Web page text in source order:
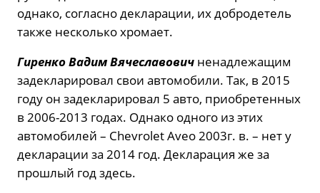
однако, согласно декларации, их добродетель
также несколько хромает.
Гиренко Вадим Вячеславович ненадлежащим
задекларировал свои автомобили. Так, в 2015
году он задекларировал 5 авто, приобретенных
в 2006-2013 годах. Однако одного из этих
автомобилей – Chevrolet Aveo 2003г. в. – нет у
декларации за 2014 год. Декларация же за
прошлый год здесь.